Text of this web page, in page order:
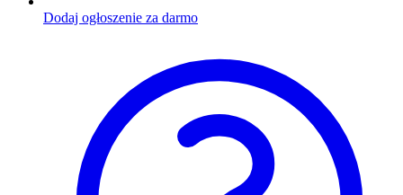
Dodaj ogłoszenie za darmo